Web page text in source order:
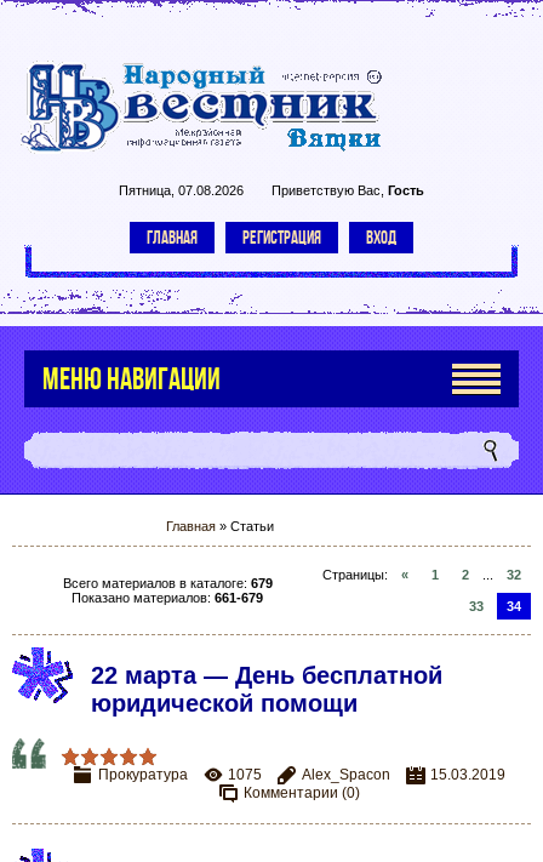
Пятница, 07.08.2026 Приветствую Вас Гость
ГЛАВНАЯ РЕГИСТРАЦИЯ ВХОД
МЕНЮ НАВИГАЦИИ
Главная» Статьи
Всего материалов в каталоге: 679
Показано материалов: 661-679
Страницы: « 1 2 32
33 34
22 марта — День бесплатной
юридической помощи
Прокуратура 1075 Alex_Spacon
15.03.2019
Комментарии (0)